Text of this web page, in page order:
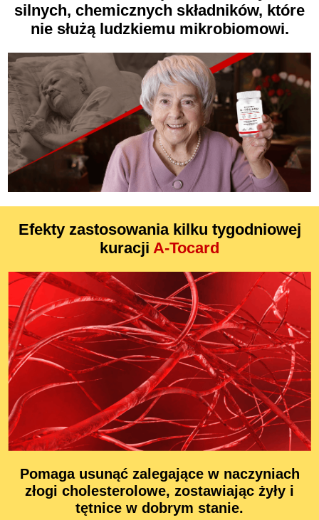
silnych, chemicznych składników, które
nie służą ludzkiemu mikrobiomowi.
Efekty zastosowania kilku tygodniowej
kuracji A-Tocard
Pomaga usunąć zalegające w naczyniach
złogi cholesterolowe, zostawiając żyły i
tętnice w dobrym stanie.